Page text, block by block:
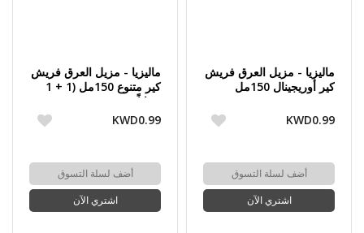
ماليزيا - مزيل العرق فريش
كير أوريجينال 150مل
KWD0.99
أضف لسلة التسوق
اشتري الآن
ماليزيا - مزيل العرق فريش
كير متنوع 150مل (1 + 1
مجاناً)
KWD0.99
أضف لسلة التسوق
اشتري الآن